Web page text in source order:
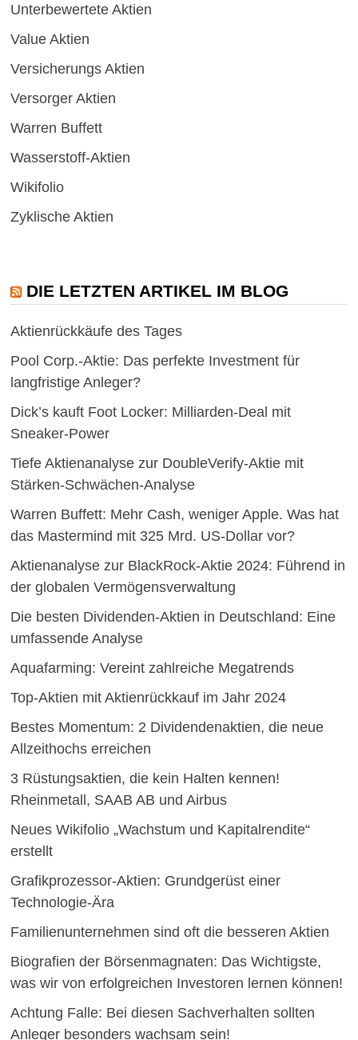
Unterbewertete Aktien
Value Aktien
Versicherungs Aktien
Versorger Aktien
Warren Buffett
Wasserstoff-Aktien
Wikifolio
Zyklische Aktien
DIE LETZTEN ARTIKEL IM BLOG
Aktienrückkäufe des Tages
Pool Corp.-Aktie: Das perfekte Investment für
langfristige Anleger?
Dick’s kauft Foot Locker: Milliarden-Deal mit
Sneaker-Power
Tiefe Aktienanalyse zur DoubleVerify-Aktie mit
Stärken-Schwächen-Analyse
Warren Buffett: Mehr Cash, weniger Apple. Was hat
das Mastermind mit 325 Mrd. US-Dollar vor?
Aktienanalyse zur BlackRock-Aktie 2024: Führend in
der globalen Vermögensverwaltung
Die besten Dividenden-Aktien in Deutschland: Eine
umfassende Analyse
Aquafarming: Vereint zahlreiche Megatrends
Top-Aktien mit Aktienrückkauf im Jahr 2024
Bestes Momentum: 2 Dividendenaktien, die neue
Allzeithochs erreichen
3 Rüstungsaktien, die kein Halten kennen!
Rheinmetall, SAAB AB und Airbus
Neues Wikifolio „Wachstum und Kapitalrendite“
erstellt
Grafikprozessor-Aktien: Grundgerüst einer
Technologie-Ära
Familienunternehmen sind oft die besseren Aktien
Biografien der Börsenmagnaten: Das Wichtigste,
was wir von erfolgreichen Investoren lernen können!
Achtung Falle: Bei diesen Sachverhalten sollten
Anleger besonders wachsam sein!